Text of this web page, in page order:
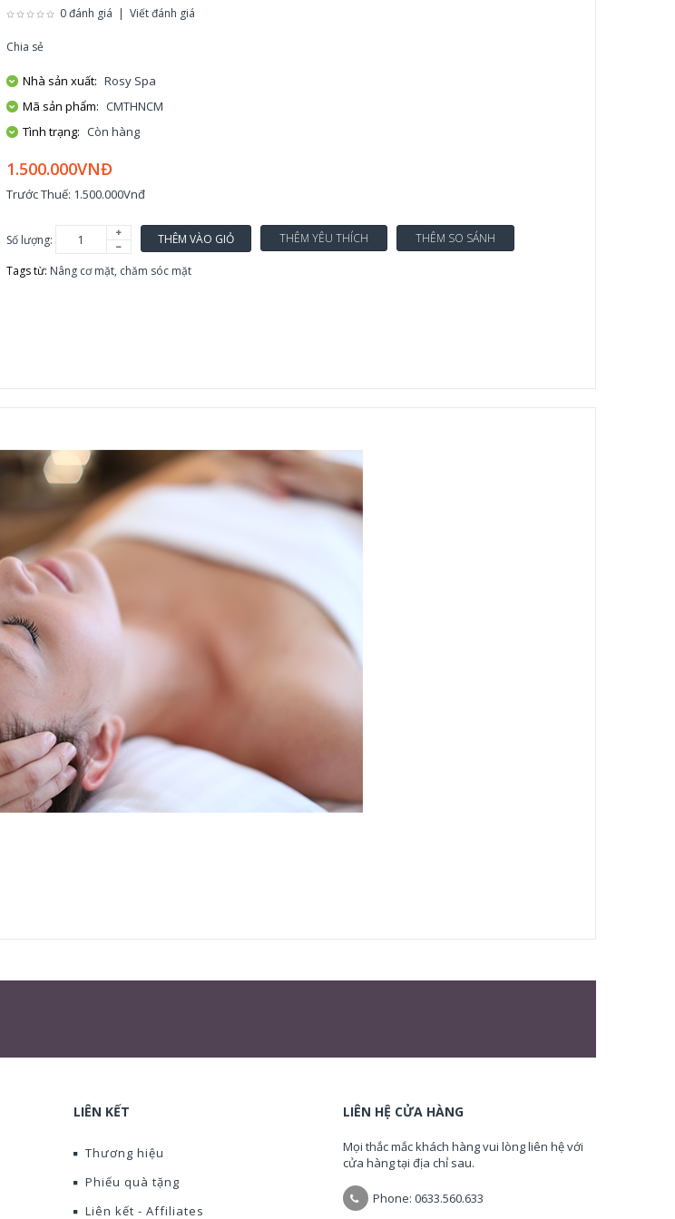
0 đánh giá | Viết đánh giá
Chia sẻ
Nhà sản xuất: Rosy Spa
Mã sản phẩm: CMTHNCM
Tình trạng: Còn hàng
1.500.000VNĐ
Trước Thuế: 1.500.000Vnđ
Số lượng: THÊM VÀO GIỎ THÊM YÊU THÍCH THÊM SO SÁNH
Tags từ: Nâng cơ mặt, chăm sóc mặt
LIÊN KẾT
Thương hiệu
Phiếu quà tặng
Liên kết - Affiliates
LIÊN HỆ CỬA HÀNG
Mọi thắc mắc khách hàng vui lòng liên hệ với
cửa hàng tại địa chỉ sau.
Phone: 0633.560.633